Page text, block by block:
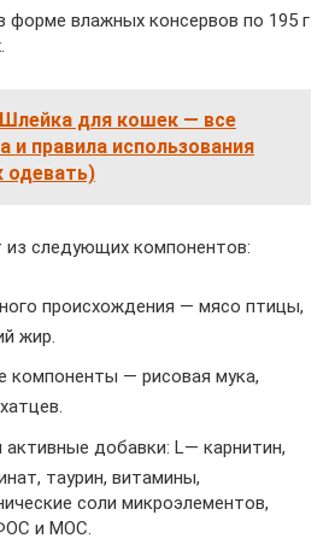
форме влажных консервов по 195 г
Шлейка для кошек — все
и правила использования
одевать)
следующих компонентов:
происхождения — мясо птицы,
жир.
компоненты — рисовая мука,
активные добавки: L— карнитин,
таурин, витамины,
соли микроэлементов,
и МОС.